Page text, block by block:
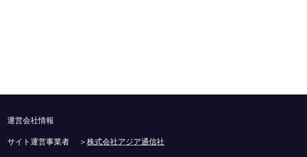
運営会社情報
サイト運営事業者 ＞株式会社アジア通信社